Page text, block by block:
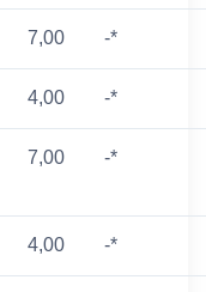
7,00 -*
4,00 -*
7,00 -*
4,00 -*